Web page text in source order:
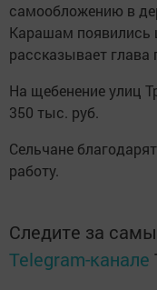
самообложению в
Карашам появились
рассказывает глава
На щебенение улиц
350 тыс. руб.
Сельчане
работу.
Следите за
Telegram-канале